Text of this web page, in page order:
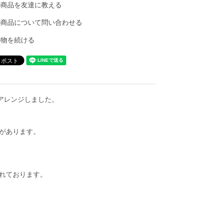
品を友達に教える
品について問い合わせる
を続ける
ンジしました。
あります。
ております。